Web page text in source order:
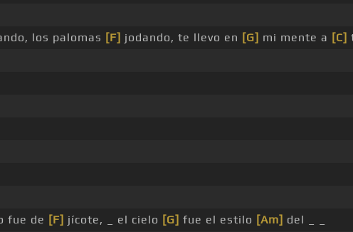
los palomas [F] jodando, te llevo en [G] mi mente a [C]
fue de [F] jícote, _ el cielo [G] fue el estilo [Am] del _ _